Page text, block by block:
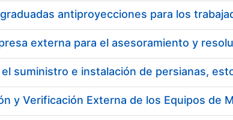
suministro e instalación de persianas,